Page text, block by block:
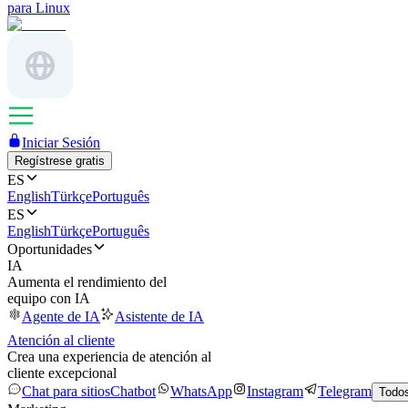
para Linux
Iniciar Sesión
Regístrese gratis
ES
EnglishTürkçePortuguês
ES
EnglishTürkçePortuguês
Oportunidades
IA
Aumenta el rendimiento del
equipo con IA
Agente de IA
Asistente de IA
Atención al cliente
Crea una experiencia de atención al
cliente excepcional
Chat para sitiosChatbot WhatsApp Instagram Telegram